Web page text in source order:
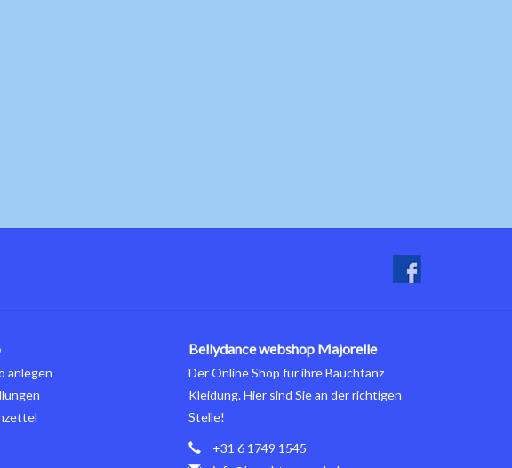
anlegen
Bellydance webshop Majorelle
Der Online Shop für ihre Bauchtanz
Kleidung. Hier sind Sie an der richtigen
Stelle!
+31 6 1749 1545